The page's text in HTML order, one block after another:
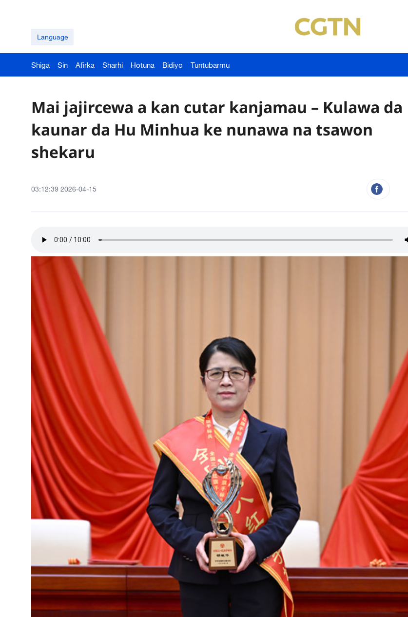
Language
Shiga Sin Afirka Sharhi Hotuna Bidiyo Tuntubarmu
Mai jajircewa a kan cutar kanjamau – Kulawa da
kaunar da Hu Minhua ke nunawa na tsawon
shekaru
03:12:39 2026-04-15